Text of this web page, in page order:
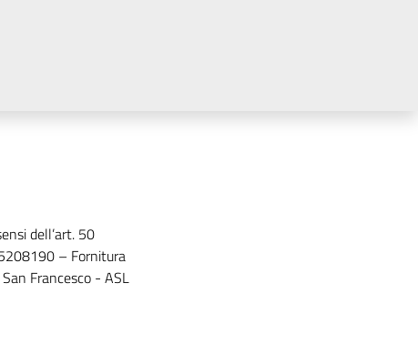
dell’art. 50
– Fornitura
Francesco - ASL